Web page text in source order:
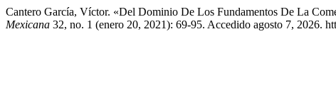
Cantero García, Víctor. «Del Dominio De Los Fundamentos De La
Mexicana 32, no. 1 (enero 20, 2021): 69-95. Accedido agosto 7, 2026.